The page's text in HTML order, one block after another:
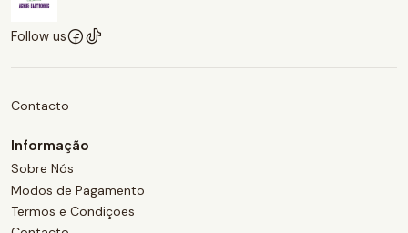
Follow us
Contacto
Informação
Sobre Nós
Modos de Pagamento
Termos e Condições